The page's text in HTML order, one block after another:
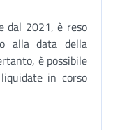
dal 2021, è reso
alla data della
è possibile
in corso